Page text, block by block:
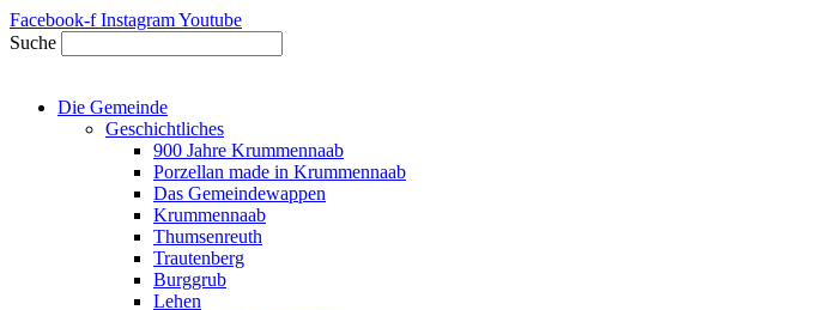
Zum
Inhalt
springen
Facebook-f InstagramYoutube
Suche
Die Gemeinde
Geschichtliches
900 Jahre Krummennaab
Porzellan made in Krummennaab
Das Gemeindewappen
Krummennaab
Thumsenreuth
Trautenberg
Burggrub
Lehen